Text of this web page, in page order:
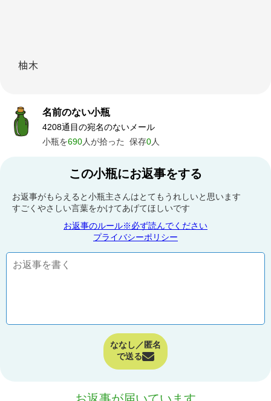
柚木
名前のない小瓶
4208通目の宛名のないメール
小瓶を690 人が拾った 保存0 人
この小瓶にお返事をする
お返事がもらえると小瓶主さんはとてもうれしいと思います
すごくやさしい言葉をかけてあげてほしいです
お返事のルール※必ず読んでください
プライバシーポリシー
ななし／匿名
で送る